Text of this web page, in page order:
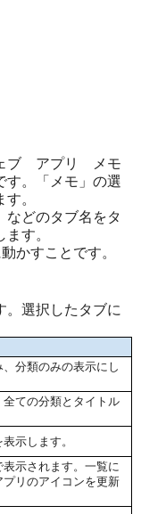
ブ アプリ メモ
。「メモ」の選
。
などのタブ名をタ
す。
かすことです。
。選択したタブに
分類のみの表示にし
ての分類とタイトル
示します。
示されます。一覧に
リのアイコンを更新